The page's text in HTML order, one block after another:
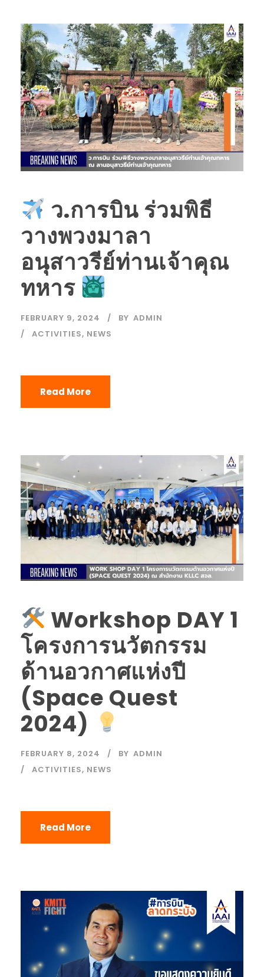
ว.การบิน ร่วมพิธี
วางพวงมาลา
อนุสาวรีย์ท่านเจ้าคุณ
ทหาร
FEBRUARY 9, 2024 BY ADMIN
ACTIVITIES, NEWS
Read More
Workshop DAY 1
โครงการนวัตกรรม
ด้านอวกาศแห่งปี
(Space Quest
2024)
FEBRUARY 8, 2024 BY ADMIN
ACTIVITIES, NEWS
Read More